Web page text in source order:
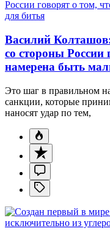
Василий
со стороны России
намерена быть
Это шаг в правильном
санкции, которые
наносят удар по тем,